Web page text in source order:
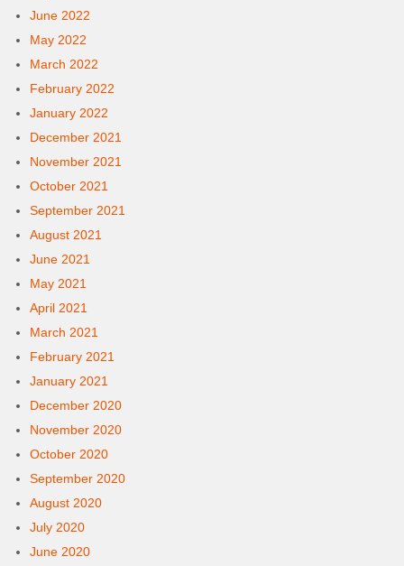
June 2022
May 2022
March 2022
February 2022
January 2022
December 2021
November 2021
October 2021
September 2021
August 2021
June 2021
May 2021
April 2021
March 2021
February 2021
January 2021
December 2020
November 2020
October 2020
September 2020
August 2020
July 2020
June 2020